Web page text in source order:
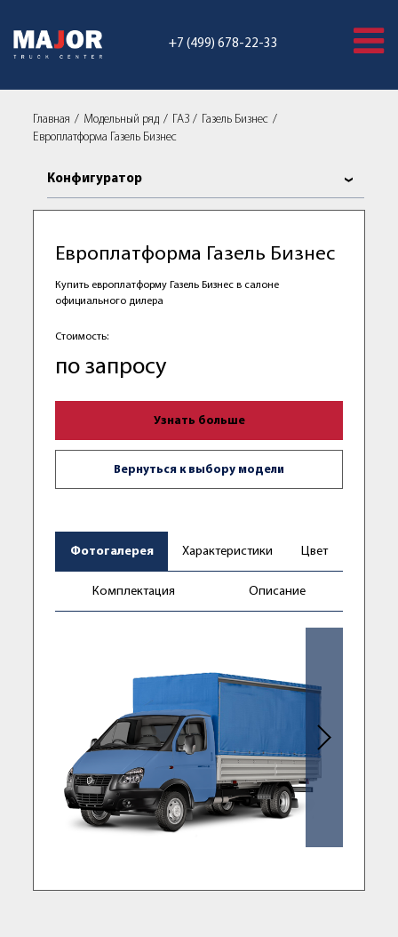
+7 (499) 678-22-33
Главная Модельный ряд ГАЗ
Газель Бизнес
Европлатформа Газель Бизнес
Конфигуратор
Европлатформа Газель Бизнес
Купить европлатформу Газель Бизнес в салоне
официального дилера
Стоимость:
по запросу
Узнать больше
Вернуться к выбору модели
Фотогалерея Характеристики Цвет
Комплектация Описание
Следующее